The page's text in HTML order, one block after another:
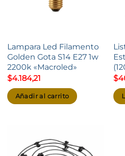
Lampara Led Filamento
Golden Gota S14 E27 1w
2200k «Macroled»
$4.184,21
Añadir al carrito
$